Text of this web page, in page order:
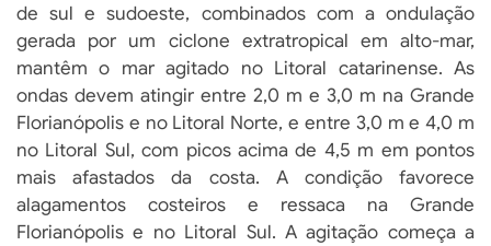
de sul e sudoeste, combinados com a ondulação
gerada por um ciclone extratropical em alto-mar,
mantêm o mar agitado no Litoral catarinense. As
ondas devem atingir entre 2,0 m e 3,0 m na Grande
Florianópolis e no Litoral Norte, e entre 3,0 m e 4,0 m
no Litoral Sul, com picos acima de 4,5 m em pontos
mais afastados da costa. A condição favorece
alagamentos costeiros e ressaca na Grande
Florianópolis e no Litoral Sul. A agitação começa a